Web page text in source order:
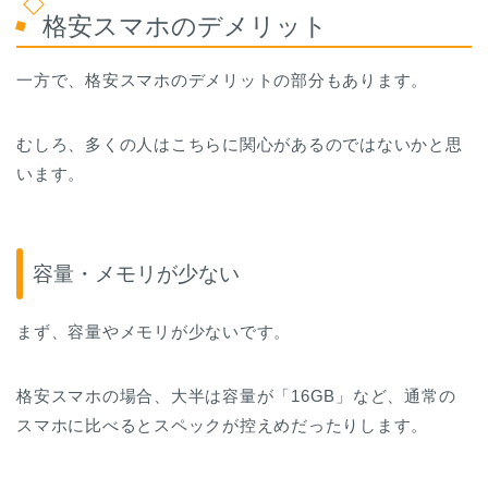
格安スマホのデメリット
一方で、格安スマホのデメリットの部分もあります。
むしろ、多くの人はこちらに関心があるのではないかと思
います。
容量・メモリが少ない
まず、容量やメモリが少ないです。
格安スマホの場合、大半は容量が「16GB」など、通常の
スマホに比べるとスペックが控えめだったりします。